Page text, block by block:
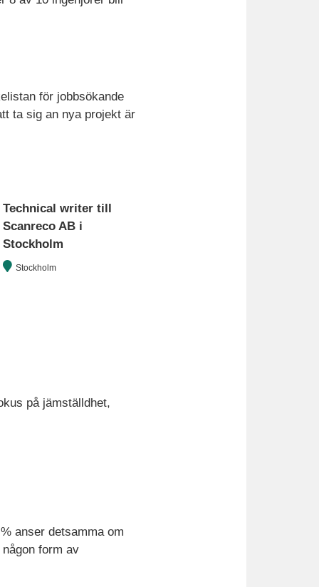
för jobbsökande
ta sig an nya projekt är
Technical writer till
Scanreco AB i
Stockholm
Stockholm
på jämställdhet,
anser detsamma om
form av